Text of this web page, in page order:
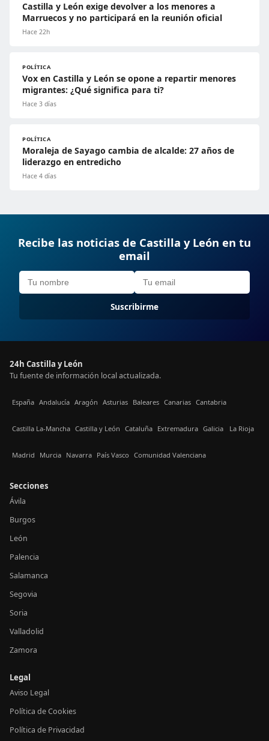
Castilla y León exige devolver a los menores a
Marruecos y no participará en la reunión oficial
Hace 22h
POLÍTICA
Vox en Castilla y León se opone a repartir menores
migrantes: ¿Qué significa para ti?
Hace 3 días
POLÍTICA
Moraleja de Sayago cambia de alcalde: 27 años de
liderazgo en entredicho
Hace 4 días
Recibe las noticias de Castilla y León en tu
email
Suscribirme
24h Castilla y León
Tu fuente de información local actualizada.
España Andalucía Aragón Asturias Baleares Canarias Cantabria
Castilla La-Mancha Castilla y León Cataluña Extremadura Galicia La Rioja
Madrid Murcia Navarra País Vasco Comunidad Valenciana
Secciones
Ávila
Burgos
León
Palencia
Salamanca
Segovia
Soria
Valladolid
Zamora
Legal
Aviso Legal
Política de Cookies
Política de Privacidad